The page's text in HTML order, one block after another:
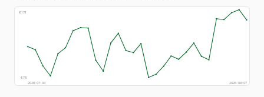
€171
€78
2026-07-09
2026-08-07